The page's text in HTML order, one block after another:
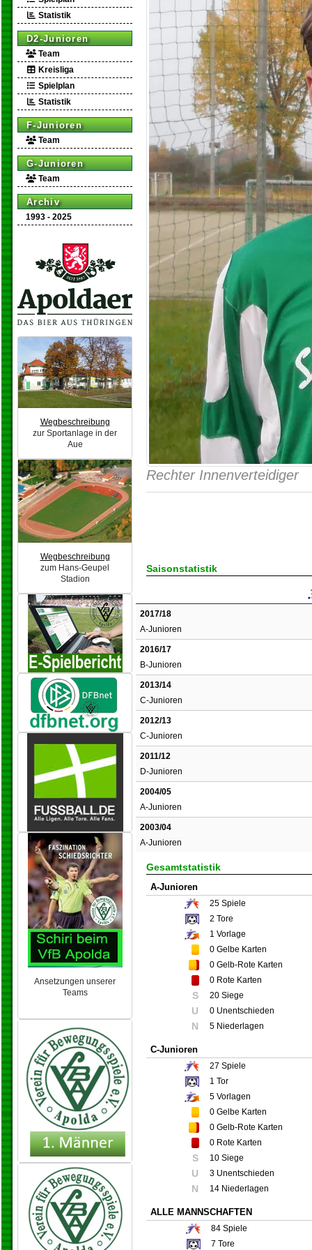
Statistik
D2-Junioren
Team
Kreisliga
Spielplan
Statistik
F-Junioren
Team
G-Junioren
Team
Archiv
1993 - 2025
Wegbeschreibung
zur Sportanlage in der
Aue
Wegbeschreibung
zum Hans-Geupel
Stadion
Ansetzungen unserer
Teams
Rechter Innenverteidiger
Saisonstatistik
2017/18
A-Junioren
2016/17
B-Junioren
2013/14
C-Junioren
2012/13
C-Junioren
2011/12
D-Junioren
2004/05
A-Junioren
2003/04
A-Junioren
Gesamtstatistik
A-Junioren
25 Spiele
2 Tore
1 Vorlage
0 Gelbe Karten
0 Gelb-Rote Karten
0 Rote Karten
S 20 Siege
U 0 Unentschieden
N 5 Niederlagen
C-Junioren
27 Spiele
1 Tor
5 Vorlagen
0 Gelbe Karten
0 Gelb-Rote Karten
0 Rote Karten
S 10 Siege
U 3 Unentschieden
N 14 Niederlagen
ALLE MANNSCHAFTEN
84 Spiele
7 Tore